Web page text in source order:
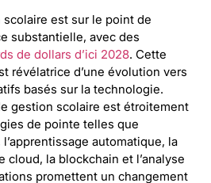
est sur le point de
substantielle, avec des
de dollars d’ici 2028. Cette
révélatrice d’une évolution vers
basés sur la technologie.
gestion scolaire est étroitement
de pointe telles que
automatique, la
cloud, la blockchain et l’analyse
promettent un changement